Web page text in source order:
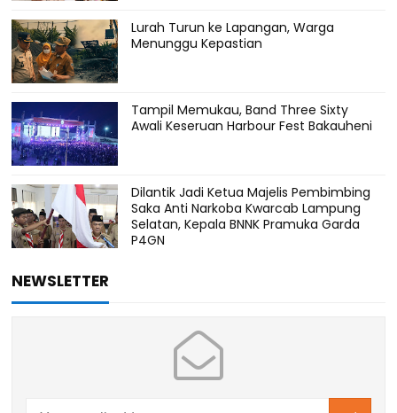
Lurah Turun ke Lapangan, Warga
Menunggu Kepastian
Tampil Memukau, Band Three Sixty
Awali Keseruan Harbour Fest Bakauheni
Dilantik Jadi Ketua Majelis Pembimbing
Saka Anti Narkoba Kwarcab Lampung
Selatan, Kepala BNNK Pramuka Garda
P4GN
NEWSLETTER